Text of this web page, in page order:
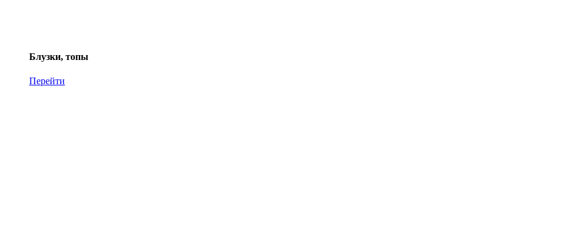
Блузки, топы
Перейти